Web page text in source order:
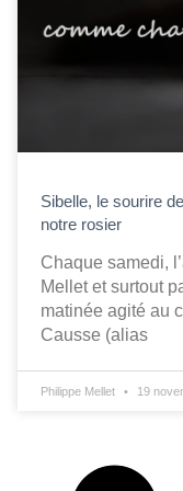
Sibelle, le sourire
notre rosier
Chaque samedi,
Mellet et surtout
matinée agité au
Causse (alias
Philippe Mellet 19